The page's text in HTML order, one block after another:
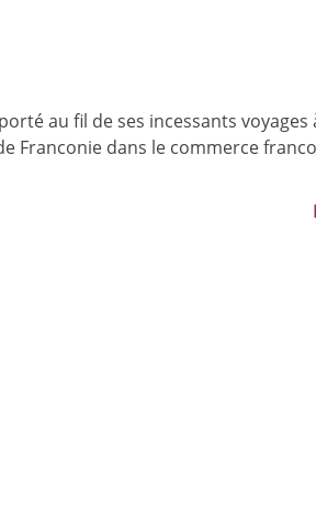
au fil de ses incessants voyages
Franconie dans le commerce